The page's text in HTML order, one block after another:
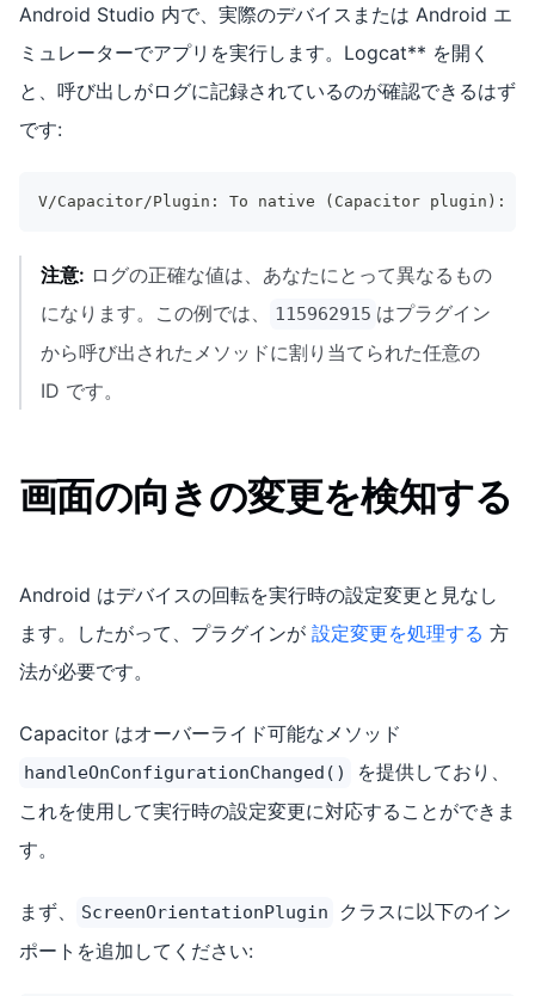
Android Studio 内で、実際のデバイスまたは Android エ
ミュレーターでアプリを実行します。Logcat** を開く
と、呼び出しがログに記録されているのが確認できるはず
です:
V/Capacitor/Plugin: To native ( Capacitor plugin ) :
注意: ログの正確な値は、あなたにとって異なるもの
になります。この例では、
115962915 はプラグイン
から呼び出されたメソッドに割り当てられた任意の
ID です。
画面の向きの変更を検知する
Android はデバイスの回転を実行時の設定変更と見なし
ます。したがって、プラグインが 設定変更を処理する 方
法が必要です。
Capacitor はオーバーライド可能なメソッド
handleOnConfigurationChanged()
を提供しており、
これを使用して実行時の設定変更に対応することができま
す。
まず、 ScreenOrientationPlugin
クラスに以下のイン
ポートを追加してください: